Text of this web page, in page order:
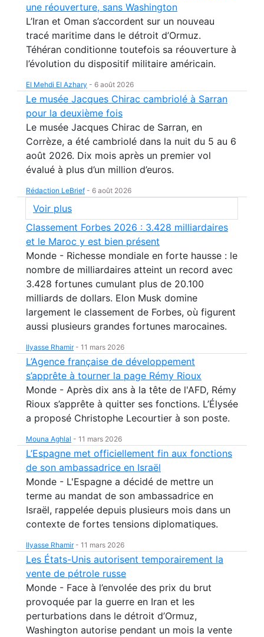
une réouverture, sans Washington
L’Iran et Oman s’accordent sur un nouveau
tracé maritime dans le détroit d’Ormuz.
Téhéran conditionne toutefois sa réouverture à
l’évolution du dispositif militaire américain.
El Mehdi El Azhary - 6 août 2026
Le musée Jacques Chirac cambriolé à Sarran
pour la deuxième fois
Le musée Jacques Chirac de Sarran, en
Corrèze, a été cambriolé dans la nuit du 5 au 6
août 2026. Dix mois après un premier vol
évalué à plus d’un million d’euros.
Rédaction LeBrief - 6 août 2026
Voir plus
Classement Forbes 2026 : 3.428 milliardaires
et le Maroc y est bien présent
Monde - Richesse mondiale en forte hausse : le
nombre de milliardaires atteint un record avec
3.428 fortunes cumulant plus de 20.100
milliards de dollars. Elon Musk domine
largement le classement de Forbes, où figurent
aussi plusieurs grandes fortunes marocaines.
Ilyasse Rhamir- 11 mars 2026
L’Agence française de développement
s’apprête à tourner la page Rémy Rioux
Monde - Après dix ans à la tête de l'AFD, Rémy
Rioux s’apprête à quitter ses fonctions. L’Élysée
a proposé Christophe Lecourtier à son poste.
Mouna Aghlal - 11 mars 2026
L’Espagne met officiellement fin aux fonctions
de son ambassadrice en Israël
Monde - L'Espagne a décidé de mettre un
terme au mandat de son ambassadrice en
Israël, rappelée depuis plusieurs mois dans un
contexte de fortes tensions diplomatiques.
Ilyasse Rhamir- 11 mars 2026
Les États-Unis autorisent temporairement la
vente de pétrole russe
Monde - Face à l’envolée des prix du brut
provoquée par la guerre en Iran et les
perturbations dans le détroit d’Ormuz,
Washington autorise pendant un mois la vente